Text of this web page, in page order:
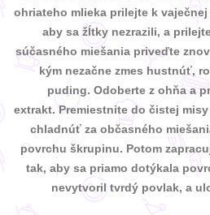
ohriateho mlieka prilejte k
aby sa žĺtky nezrazili, a
súčasného miešania priveďte
kým nezačne zmes hustnúť,
puding. Odoberte z ohňa a
extrakt. Premiestnite do čistej
chladnúť za občasného
povrchu škrupinu. Potom
tak, aby sa priamo dotýkala
nevytvoril tvrdý povlak, a